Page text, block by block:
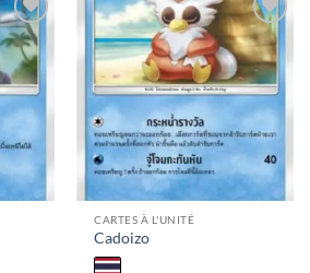
Add to
wishlist
Add to
wishlist
CARTES À L'UNITÉ
Cadoizo